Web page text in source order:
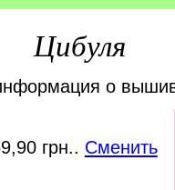
Цибуля
о
грн.. Сменить